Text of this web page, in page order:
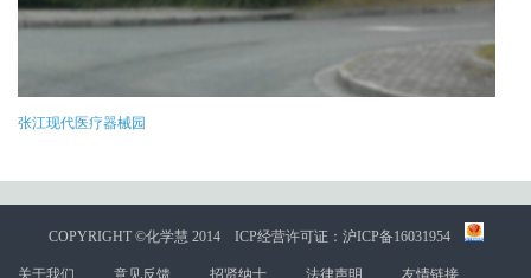
张江现代医疗器械园
COPYRIGHT ©化学慧 2014 ICP经营许可证：沪ICP备16031954
关于我们 意见反馈 招贤纳士 法律声明 友情链接